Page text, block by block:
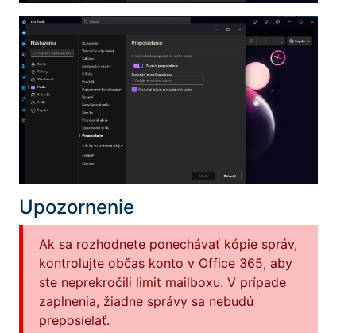
Upozornenie
Ak sa rozhodnete ponechávať kópie správ,
kontrolujte občas konto v Office 365, aby
ste neprekročili limit mailboxu. V prípade
zaplnenia, žiadne správy sa nebudú
preposielať.